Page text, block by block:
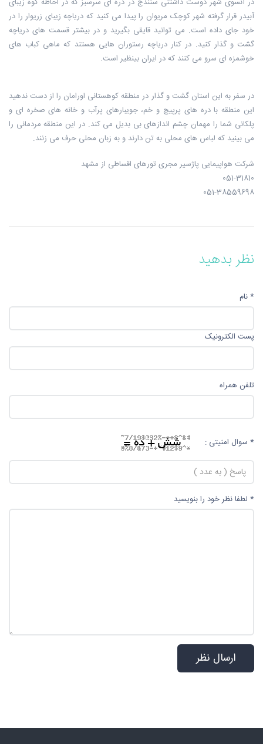
آبیدر قرار گرفته شهر کوچک مریوان را پیدا می کنید که دریاچه زیبای زریوار را در
خود جای داده است. می توانید قایقی بگیرید و در بیشتر قسمت های دریاچه
گشت و گذار کنید. در کنار دریاچه رستوران هایی هستند که ماهی کباب های
خوشمزه ای سرو می کنند که در ایران بینظیر است.
در سفر به این استان گشت و گذار در منطقه کوهستانی اورامان را از دست ندهید
این منطقه با دره های پرپیچ و خم، جویبارهای پرآب و خانه های صخره ای و
پلکانی شما را مهمان چشم اندازهای بی بدیل می کند. در این منطقه مردمانی را
می بینید که لباس های محلی به تن دارند و به زبان محلی حرف می زنند.
شرکت هواپیمایی پاژسیر مجری تورهای اقساطی از مشهد
051-31810
051-38559698
نظر بدهید
* نام
پست الکترونیک
تلفن همراه
* سوال امنیتی :
* لطفا نظر خود را بنویسید